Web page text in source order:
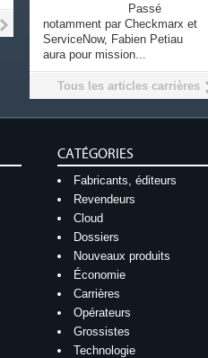
Passé
notamment par Checkmarx et
ServiceNow, Fabien Petiau
aura pour mission...
Tous les articles carrières
CATÉGORIES
Fabricants, éditeurs
Revendeurs
Cloud
Dossiers
Nouveaux produits
Économie
Carrières
Opérateurs
Grossistes
Technologie